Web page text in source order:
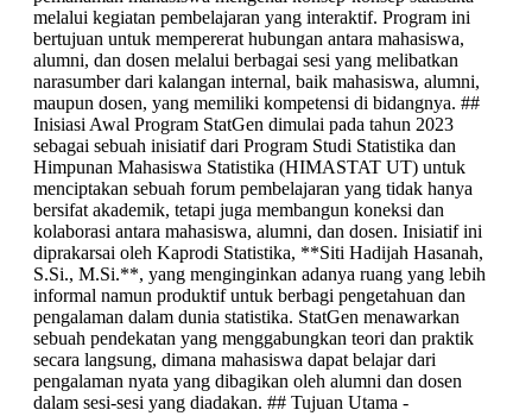
melalui kegiatan pembelajaran yang interaktif. Program ini
bertujuan untuk mempererat hubungan antara mahasiswa,
alumni, dan dosen melalui berbagai sesi yang melibatkan
narasumber dari kalangan internal, baik mahasiswa, alumni,
maupun dosen, yang memiliki kompetensi di bidangnya. ##
Inisiasi Awal Program StatGen dimulai pada tahun 2023
sebagai sebuah inisiatif dari Program Studi Statistika dan
Himpunan Mahasiswa Statistika (HIMASTAT UT) untuk
menciptakan sebuah forum pembelajaran yang tidak hanya
bersifat akademik, tetapi juga membangun koneksi dan
kolaborasi antara mahasiswa, alumni, dan dosen. Inisiatif ini
diprakarsai oleh Kaprodi Statistika, **Siti Hadijah Hasanah,
S.Si., M.Si.**, yang menginginkan adanya ruang yang lebih
informal namun produktif untuk berbagi pengetahuan dan
pengalaman dalam dunia statistika. StatGen menawarkan
sebuah pendekatan yang menggabungkan teori dan praktik
secara langsung, dimana mahasiswa dapat belajar dari
pengalaman nyata yang dibagikan oleh alumni dan dosen
dalam sesi-sesi yang diadakan. ## Tujuan Utama -